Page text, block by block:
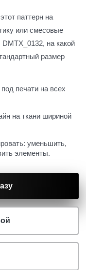
паттерн на
или смесовые
на какой
размер
печати на всех
на ткани шириной
уменьшить,
элементы.